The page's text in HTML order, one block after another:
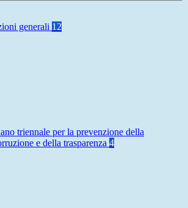
generali 12
triennale per la prevenzione della
e della trasparenza 4